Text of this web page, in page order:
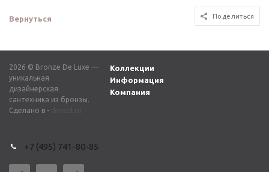
Вернуться Поделиться
2026 © Bronze De Luxe —
уникальная
дизайнерская
сантехника из бронзы.
Сделано в -
Коллекции
Информация
Компания
+7 (495) 741-80-85